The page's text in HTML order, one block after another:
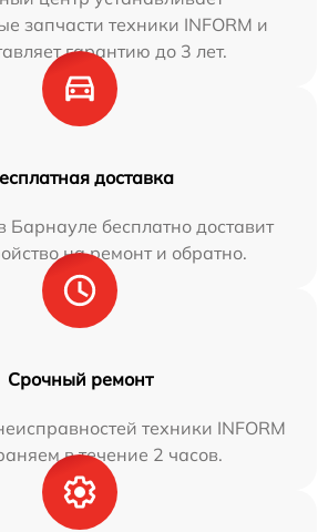
запчасти техники INFORM и
гарантию до 3 лет.
доставка
бесплатно доставит
на ремонт и обратно.
Срочный ремонт
техники INFORM
в течение 2 часов.